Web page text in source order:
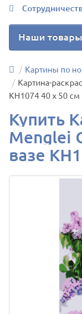
Наши товары
Картины по
Картина-
КН1074 40 х 50 см
Купить
Menglei
вазе